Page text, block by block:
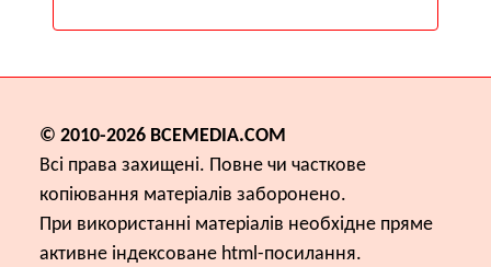
© 2010-2026 ВСЕМЕDІА.COM
Всі права захищені. Повне чи часткове
копіювання матеріалів заборонено.
При використанні матеріалів необхідне пряме
активне індексоване html-посилання.